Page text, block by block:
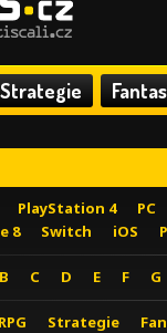
Strategie
PlayStation 4 PC
8
Switch iOS
B C D E F G
RPG Strategie